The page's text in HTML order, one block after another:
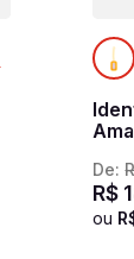
De:
R$
ou